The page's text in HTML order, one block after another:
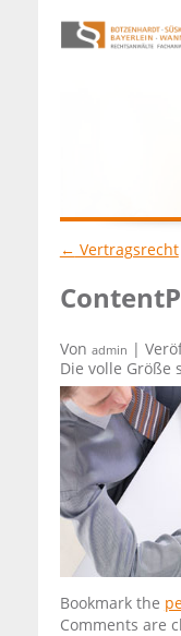
← Vertragsrecht
Von admin |
Die volle Größe
Bookmark the
Comments are